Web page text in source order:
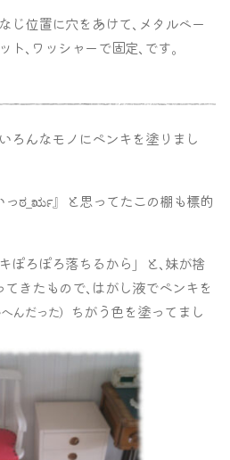
じ位置に穴をあけて､メタルベー
ト､ワッシャーで固定､です｡
ろんなモノにペンキを塗りまし
っಠ_ರೃ』と思ってたこの棚も標的
ぽろぽろ落ちるから」と､妹が捨
きたもので､はがし液でペンキを
んだった） ちがう色を塗ってまし